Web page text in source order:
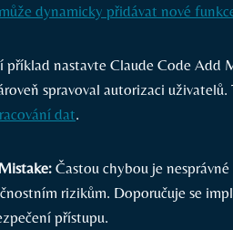
může dynamicky přidávat ⁢nové
příklad⁢ nastavte Claude Code Add
spravoval autorizaci
dat.
Častou chybou je
rizikům. Doporučuje se⁣
přístupu.